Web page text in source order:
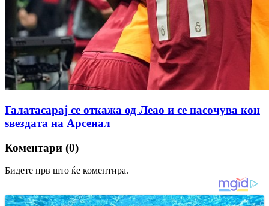
Галатасарај се откажа од Леао и се насочува кон
ѕвездата на Арсенал
Коментари (0)
Бидете прв што ќе коментира.